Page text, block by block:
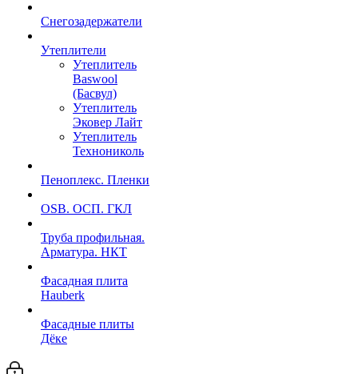
Снегозадержатели
Утеплители
Утеплитель
Baswool
(Басвул)
Утеплитель
Эковер Лайт
Утеплитель
Технониколь
Пеноплекс. Пленки
OSB. ОСП. ГКЛ
Труба профильная.
Арматура. НКТ
Фасадная плита
Hauberk
Фасадные плиты
Дёке